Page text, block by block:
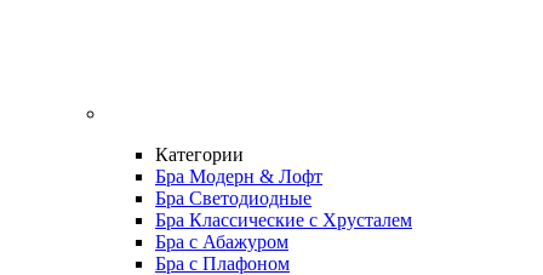
Категории
Бра Модерн & Лофт
Бра Светодиодные
Бра Классические с Хрусталем
Бра с Абажуром
Бра с Плафоном